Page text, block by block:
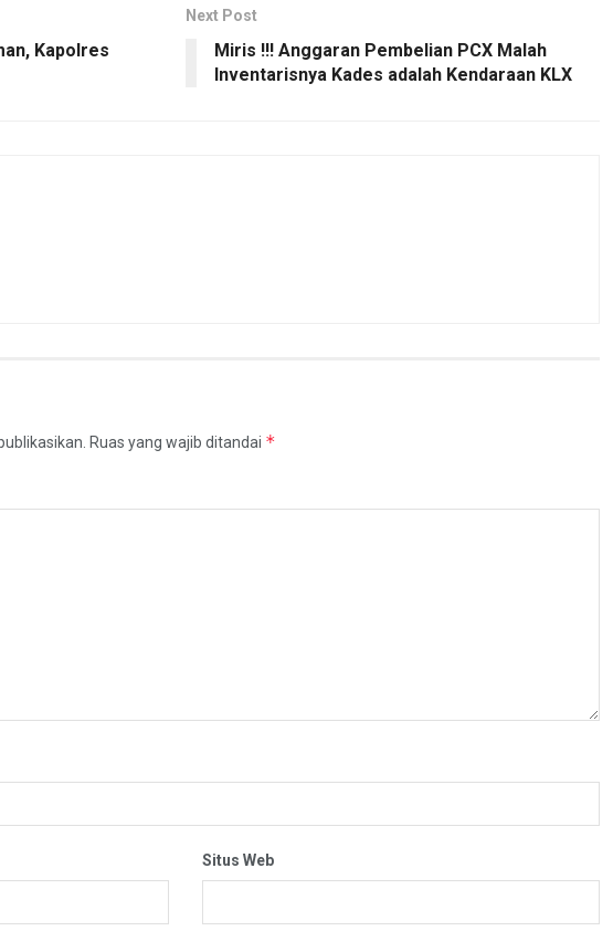
Kapolres
Next Post
Miris !!! Anggaran Pembelian PCX Malah
Inventarisnya Kades adalah Kendaraan KLX
Ruas yang wajib ditandai *
Situs Web